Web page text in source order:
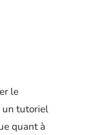
le
un tutoriel
quant à